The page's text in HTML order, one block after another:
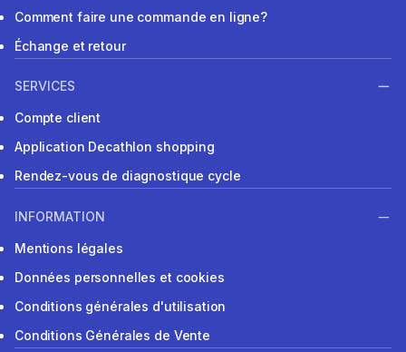
Comment faire une commande en ligne?
Échange et retour
SERVICES
Compte client
Application Decathlon shopping
Rendez-vous de diagnostique cycle
INFORMATION
Mentions légales
Données personnelles et cookies
Conditions générales d'utilisation
Conditions Générales de Vente